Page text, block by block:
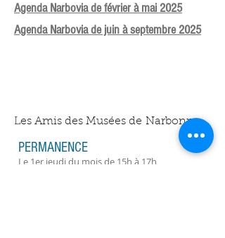
Agenda Narbovia de février à mai 2025
Agenda Narbovia de juin à septembre 2025
Les Amis des Musées de Narbonne
PERMANENCE
Le 1er jeudi du mois de 15h à 17h